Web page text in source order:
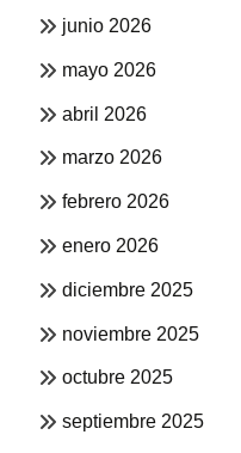
junio 2026
mayo 2026
abril 2026
marzo 2026
febrero 2026
enero 2026
diciembre 2025
noviembre 2025
octubre 2025
septiembre 2025